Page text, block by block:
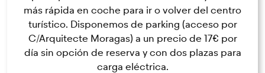
más rápida en coche para ir o volver del centro
turístico. Disponemos de parking (acceso por
C/Arquitecte Moragas) a un precio de 17€ por
día sin opción de reserva y con dos plazas para
carga eléctrica.